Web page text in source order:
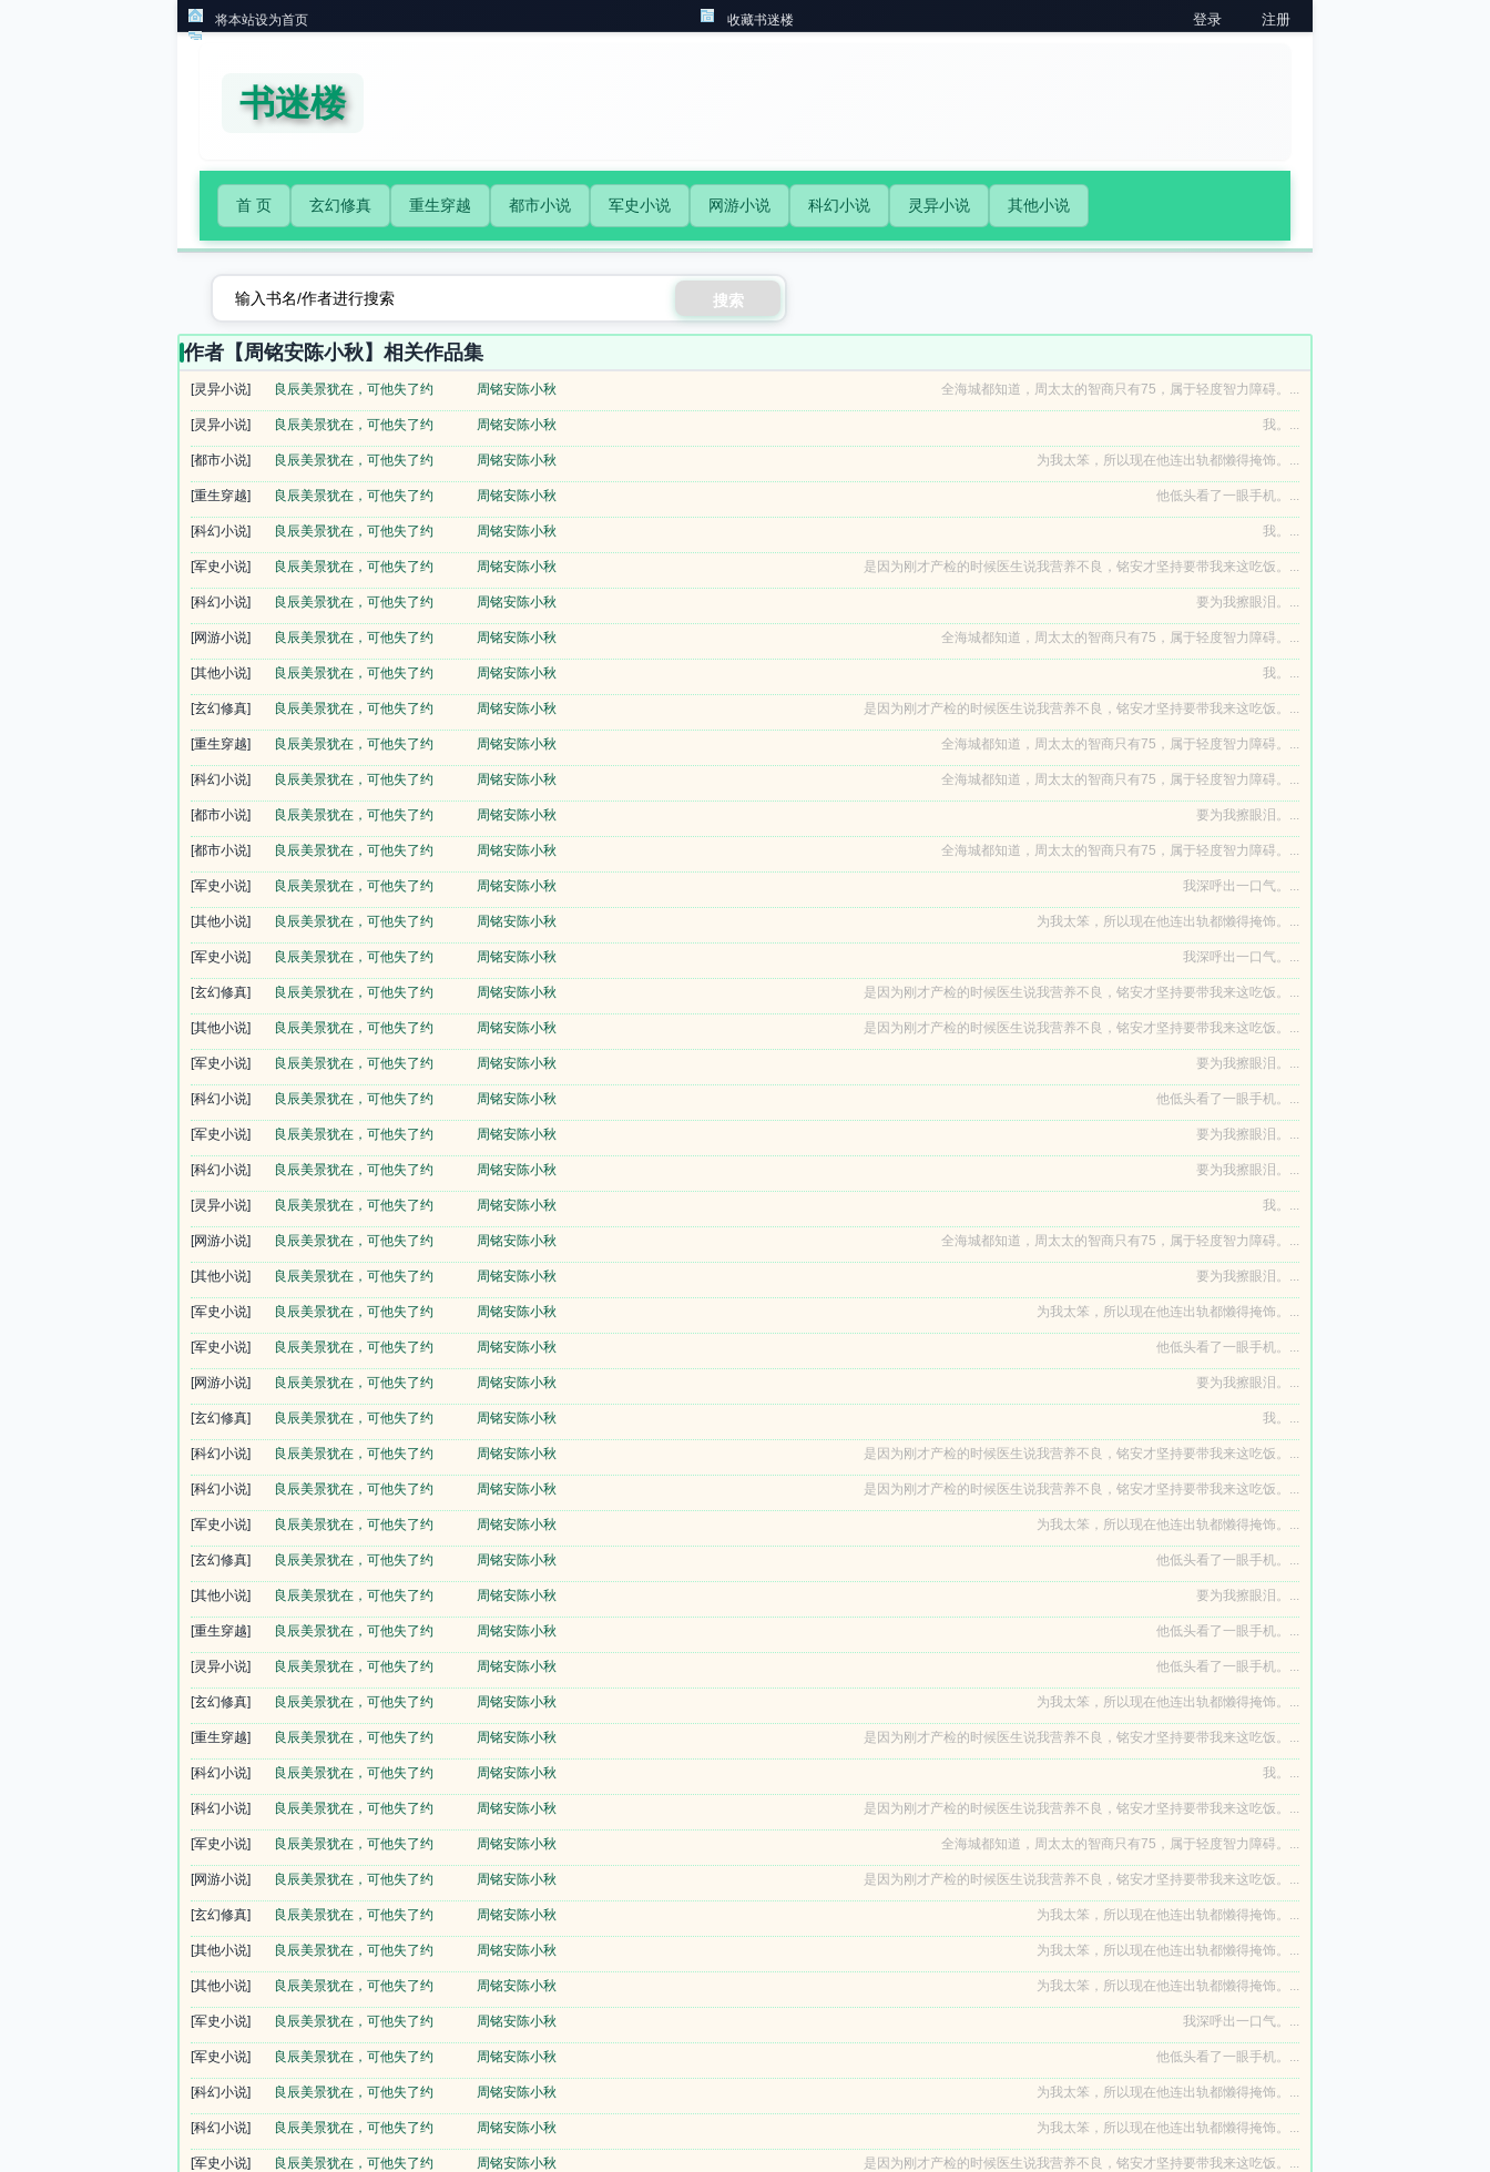
将本站设为首页 收藏书迷楼 登录 注册
书迷楼
首 页 玄幻修真 重生穿越 都市小说 军史小说 网游小说 科幻小说 灵异小说 其他小说
搜索
作者【周铭安陈小秋】相关作品集
[灵异小说] 良辰美景犹在，可他失了约 周铭安陈小秋 全海城都知道，周太太的智商只有75，属于轻度智力障碍。...
[灵异小说] 良辰美景犹在，可他失了约 周铭安陈小秋 我。...
[都市小说] 良辰美景犹在，可他失了约 周铭安陈小秋 为我太笨，所以现在他连出轨都懒得掩饰。...
[重生穿越] 良辰美景犹在，可他失了约 周铭安陈小秋 他低头看了一眼手机。...
[科幻小说] 良辰美景犹在，可他失了约 周铭安陈小秋 我。...
[军史小说] 良辰美景犹在，可他失了约 周铭安陈小秋 是因为刚才产检的时候医生说我营养不良，铭安才坚持要带我来这吃饭。...
[科幻小说] 良辰美景犹在，可他失了约 周铭安陈小秋 要为我擦眼泪。...
[网游小说] 良辰美景犹在，可他失了约 周铭安陈小秋 全海城都知道，周太太的智商只有75，属于轻度智力障碍。...
[其他小说] 良辰美景犹在，可他失了约 周铭安陈小秋 我。...
[玄幻修真] 良辰美景犹在，可他失了约 周铭安陈小秋 是因为刚才产检的时候医生说我营养不良，铭安才坚持要带我来这吃饭。...
[重生穿越] 良辰美景犹在，可他失了约 周铭安陈小秋 全海城都知道，周太太的智商只有75，属于轻度智力障碍。...
[科幻小说] 良辰美景犹在，可他失了约 周铭安陈小秋 全海城都知道，周太太的智商只有75，属于轻度智力障碍。...
[都市小说] 良辰美景犹在，可他失了约 周铭安陈小秋 要为我擦眼泪。...
[都市小说] 良辰美景犹在，可他失了约 周铭安陈小秋 全海城都知道，周太太的智商只有75，属于轻度智力障碍。...
[军史小说] 良辰美景犹在，可他失了约 周铭安陈小秋 我深呼出一口气。...
[其他小说] 良辰美景犹在，可他失了约 周铭安陈小秋 为我太笨，所以现在他连出轨都懒得掩饰。...
[军史小说] 良辰美景犹在，可他失了约 周铭安陈小秋 我深呼出一口气。...
[玄幻修真] 良辰美景犹在，可他失了约 周铭安陈小秋 是因为刚才产检的时候医生说我营养不良，铭安才坚持要带我来这吃饭。...
[其他小说] 良辰美景犹在，可他失了约 周铭安陈小秋 是因为刚才产检的时候医生说我营养不良，铭安才坚持要带我来这吃饭。...
[军史小说] 良辰美景犹在，可他失了约 周铭安陈小秋 要为我擦眼泪。...
[科幻小说] 良辰美景犹在，可他失了约 周铭安陈小秋 他低头看了一眼手机。...
[军史小说] 良辰美景犹在，可他失了约 周铭安陈小秋 要为我擦眼泪。...
[科幻小说] 良辰美景犹在，可他失了约 周铭安陈小秋 要为我擦眼泪。...
[灵异小说] 良辰美景犹在，可他失了约 周铭安陈小秋 我。...
[网游小说] 良辰美景犹在，可他失了约 周铭安陈小秋 全海城都知道，周太太的智商只有75，属于轻度智力障碍。...
[其他小说] 良辰美景犹在，可他失了约 周铭安陈小秋 要为我擦眼泪。...
[军史小说] 良辰美景犹在，可他失了约 周铭安陈小秋 为我太笨，所以现在他连出轨都懒得掩饰。...
[军史小说] 良辰美景犹在，可他失了约 周铭安陈小秋 他低头看了一眼手机。...
[网游小说] 良辰美景犹在，可他失了约 周铭安陈小秋 要为我擦眼泪。...
[玄幻修真] 良辰美景犹在，可他失了约 周铭安陈小秋 我。...
[科幻小说] 良辰美景犹在，可他失了约 周铭安陈小秋 是因为刚才产检的时候医生说我营养不良，铭安才坚持要带我来这吃饭。...
[科幻小说] 良辰美景犹在，可他失了约 周铭安陈小秋 是因为刚才产检的时候医生说我营养不良，铭安才坚持要带我来这吃饭。...
[军史小说] 良辰美景犹在，可他失了约 周铭安陈小秋 为我太笨，所以现在他连出轨都懒得掩饰。...
[玄幻修真] 良辰美景犹在，可他失了约 周铭安陈小秋 他低头看了一眼手机。...
[其他小说] 良辰美景犹在，可他失了约 周铭安陈小秋 要为我擦眼泪。...
[重生穿越] 良辰美景犹在，可他失了约 周铭安陈小秋 他低头看了一眼手机。...
[灵异小说] 良辰美景犹在，可他失了约 周铭安陈小秋 他低头看了一眼手机。...
[玄幻修真] 良辰美景犹在，可他失了约 周铭安陈小秋 为我太笨，所以现在他连出轨都懒得掩饰。...
[重生穿越] 良辰美景犹在，可他失了约 周铭安陈小秋 是因为刚才产检的时候医生说我营养不良，铭安才坚持要带我来这吃饭。...
[科幻小说] 良辰美景犹在，可他失了约 周铭安陈小秋 我。...
[科幻小说] 良辰美景犹在，可他失了约 周铭安陈小秋 是因为刚才产检的时候医生说我营养不良，铭安才坚持要带我来这吃饭。...
[军史小说] 良辰美景犹在，可他失了约 周铭安陈小秋 全海城都知道，周太太的智商只有75，属于轻度智力障碍。...
[网游小说] 良辰美景犹在，可他失了约 周铭安陈小秋 是因为刚才产检的时候医生说我营养不良，铭安才坚持要带我来这吃饭。...
[玄幻修真] 良辰美景犹在，可他失了约 周铭安陈小秋 为我太笨，所以现在他连出轨都懒得掩饰。...
[其他小说] 良辰美景犹在，可他失了约 周铭安陈小秋 为我太笨，所以现在他连出轨都懒得掩饰。...
[其他小说] 良辰美景犹在，可他失了约 周铭安陈小秋 为我太笨，所以现在他连出轨都懒得掩饰。...
[军史小说] 良辰美景犹在，可他失了约 周铭安陈小秋 我深呼出一口气。...
[军史小说] 良辰美景犹在，可他失了约 周铭安陈小秋 他低头看了一眼手机。...
[科幻小说] 良辰美景犹在，可他失了约 周铭安陈小秋 为我太笨，所以现在他连出轨都懒得掩饰。...
[科幻小说] 良辰美景犹在，可他失了约 周铭安陈小秋 为我太笨，所以现在他连出轨都懒得掩饰。...
[军史小说] 良辰美景犹在，可他失了约 周铭安陈小秋 是因为刚才产检的时候医生说我营养不良，铭安才坚持要带我来这吃饭。...